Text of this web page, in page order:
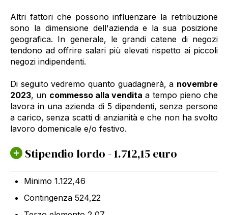
Altri fattori che possono influenzare la retribuzione
sono la dimensione dell'azienda e la sua posizione
geografica. In generale, le grandi catene di negozi
tendono ad offrire salari più elevati rispetto ai piccoli
negozi indipendenti.
Di seguito vedremo quanto guadagnerà, a novembre
2023, un commesso alla vendita a tempo pieno che
lavora in una azienda di 5 dipendenti, senza persone
a carico, senza scatti di anzianità e che non ha svolto
lavoro domenicale e/o festivo.
Stipendio lordo - 1.712,15 euro
Minimo 1.122,46
Contingenza 524,22